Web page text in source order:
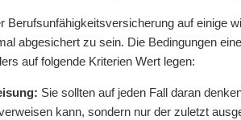
Berufsunfähigkeitsversicherung auf einige
abgesichert zu sein. Die Bedingungen
auf folgende Kriterien Wert legen:
Sie sollten auf jeden Fall daran
kann, sondern nur der zuletzt